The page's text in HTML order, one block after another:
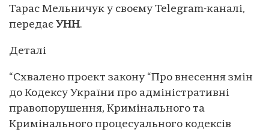
Тарас Мельничук у своєму Telegram-каналі,
передає УНН.
Деталі
“Схвалено проект закону “Про внесення змін
до Кодексу України про адміністративні
правопорушення, Кримінального та
Кримінального процесуального кодексів